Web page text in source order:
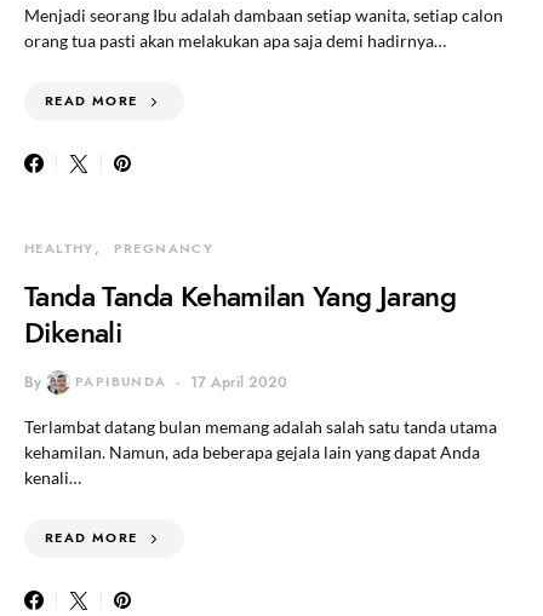
Menjadi seorang Ibu adalah dambaan setiap wanita, setiap calon
orang tua pasti akan melakukan apa saja demi hadirnya…
READ MORE
HEALTHY PREGNANCY
Tanda Tanda Kehamilan Yang Jarang
Dikenali
By PAPIBUNDA 17 April 2020
Terlambat datang bulan memang adalah salah satu tanda utama
kehamilan. Namun, ada beberapa gejala lain yang dapat Anda
kenali…
READ MORE